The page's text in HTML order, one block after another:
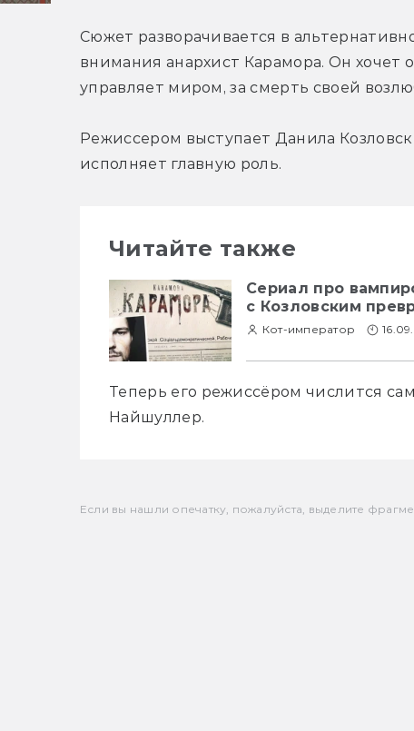
Сюжет разворачивается в
внимания анархист Карамора. Он хочет
управляет миром, за смерть своей
Режиссером выступает Данила
исполняет главную роль.
Читайте также
Сериал про
с Козловским
Кот-император
Теперь его режиссёром числится
Найшуллер.
Если вы нашли опечатку, пожалуйста, выделите